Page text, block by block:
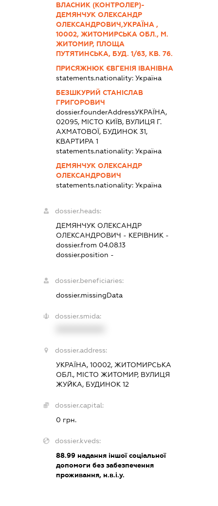
ВЛАСНИК (КОНТРОЛЕР)-
ДЕМЯНЧУК ОЛЕКСАНДР
ОЛЕКСАНДРОВИЧ,УКРАЇНА ,
10002, ЖИТОМИРСЬКА ОБЛ., М.
ЖИТОМИР, ПЛОЩА
ПУТЯТИНСЬКА, БУД. 1/63, КВ. 76.
ПРИСЯЖНЮК ЄВГЕНІЯ ІВАНІВНА
statements.nationality: Україна
БЕЗШКУРИЙ СТАНІСЛАВ
ГРИГОРОВИЧ
dossier.founderAddressУКРАЇНА,
02095, МІСТО КИЇВ, ВУЛИЦЯ Г.
АХМАТОВОЇ, БУДИНОК 31,
КВАРТИРА 1
statements.nationality: Україна
ДЕМЯНЧУК ОЛЕКСАНДР
ОЛЕКСАНДРОВИЧ
statements.nationality: Україна
dossier.heads:
ДЕМЯНЧУК ОЛЕКСАНДР
ОЛЕКСАНДРОВИЧ - КЕРІВНИК -
dossier.from 04.08.13
dossier.position -
dossier.beneficiaries:
dossier.missingData
dossier.smida:
dossier.address:
УКРАЇНА, 10002, ЖИТОМИРСЬКА
ОБЛ., МІСТО ЖИТОМИР, ВУЛИЦЯ
ЖУЙКА, БУДИНОК 12
dossier.capital:
0 грн.
dossier.kveds:
88.99надання іншої соціальної
допомоги без забезпечення
проживання, н.в.і.у.